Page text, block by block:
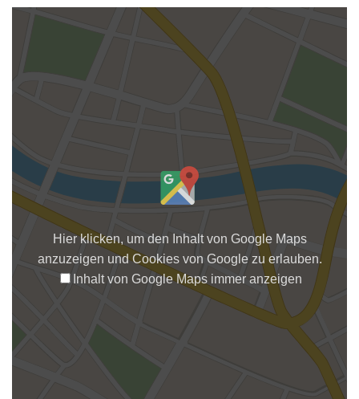
Hier klicken, um den Inhalt von Google Maps
anzuzeigen und Cookies von Google zu erlauben.
Inhalt von Google Maps immer anzeigen